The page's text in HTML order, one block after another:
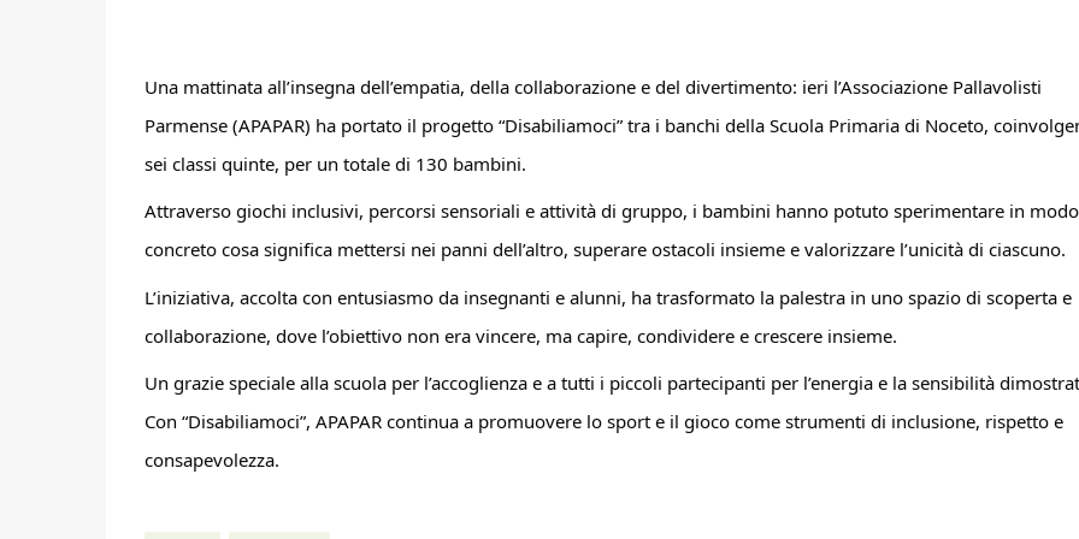
Una mattinata all’insegna dell’empatia, della collaborazione e del divertimento: ieri l’Associazione Pallavolisti
Parmense (APAPAR) ha portato il progetto “Disabiliamoci” tra i banchi della Scuola Primaria di Noceto,
sei classi quinte, per un totale di 130 bambini.
Attraverso giochi inclusivi, percorsi sensoriali e attività di gruppo, i bambini hanno potuto sperimentare in modo
concreto cosa significa mettersi nei panni dell’altro, superare ostacoli insieme e valorizzare l’unicità di ciascuno.
L’iniziativa, accolta con entusiasmo da insegnanti e alunni, ha trasformato la palestra in uno spazio di scoperta e
collaborazione, dove l’obiettivo non era vincere, ma capire, condividere e crescere insieme.
Un grazie speciale alla scuola per l’accoglienza e a tutti i piccoli partecipanti per l’energia e la sensibilità
Con “Disabiliamoci”, APAPAR continua a promuovere lo sport e il gioco come strumenti di inclusione, rispetto e
consapevolezza.